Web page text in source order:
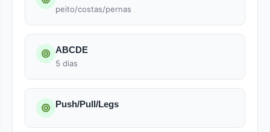
peito/costas/pernas
ABCDE
5 dias
Push/Pull/Legs